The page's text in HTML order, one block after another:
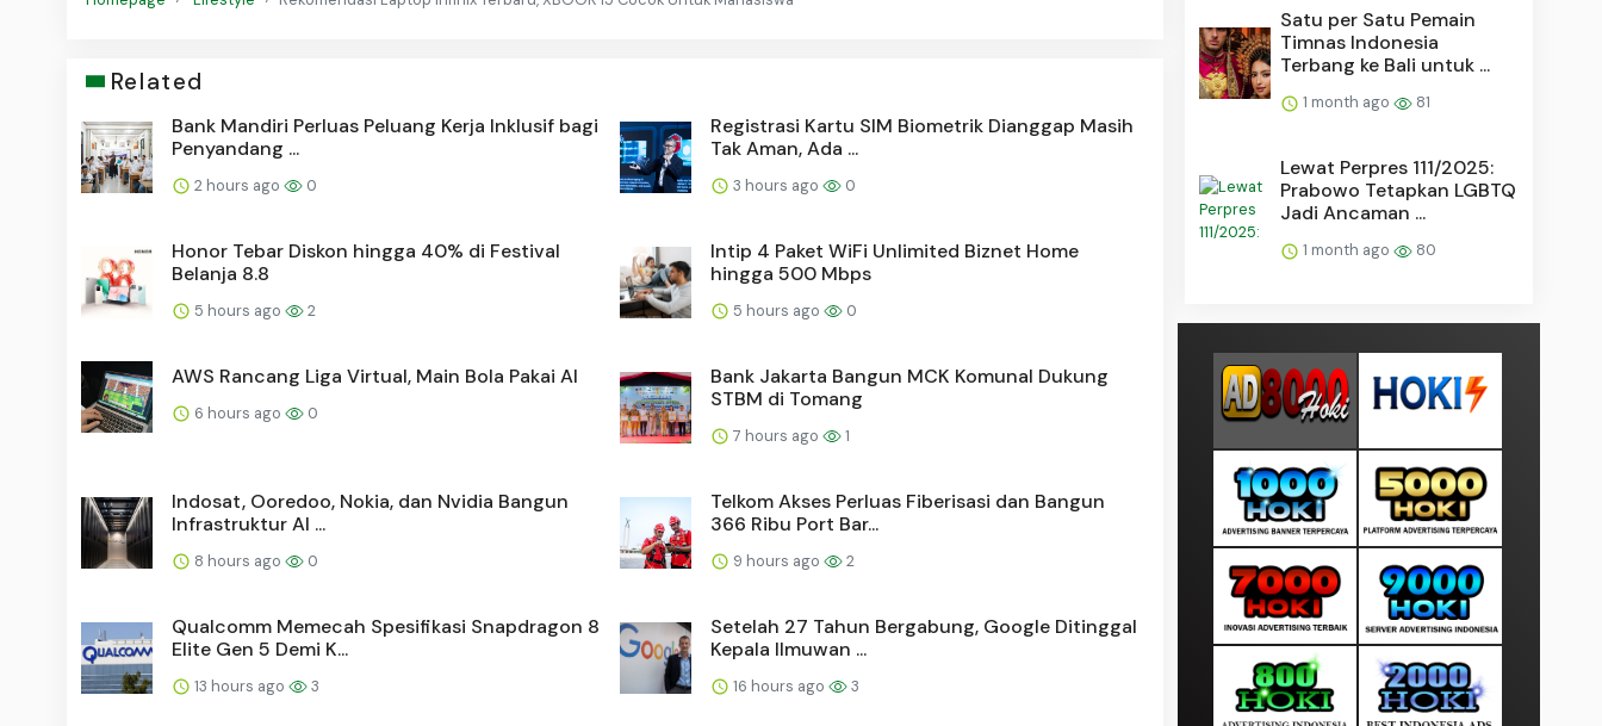
Related
Bank Mandiri Perluas Peluang Kerja Inklusif bagi
Penyandang ...
2 hours ago 0
Registrasi Kartu SIM Biometrik Dianggap Masih
Tak Aman, Ada ...
3 hours ago 0
Honor Tebar Diskon hingga 40% di Festival
Belanja 8.8
5 hours ago 2
Intip 4 Paket WiFi Unlimited Biznet Home
hingga 500 Mbps
5 hours ago 0
AWS Rancang Liga Virtual, Main Bola Pakai AI
6 hours ago 0
Bank Jakarta Bangun MCK Komunal Dukung
STBM di Tomang
7 hours ago 1
Indosat, Ooredoo, Nokia, dan Nvidia Bangun
Infrastruktur AI ...
8 hours ago 0
Telkom Akses Perluas Fiberisasi dan Bangun
366 Ribu Port Bar...
9 hours ago 2
Qualcomm Memecah Spesifikasi Snapdragon 8
Elite Gen 5 Demi K...
13 hours ago 3
Setelah 27 Tahun Bergabung, Google Ditinggal
Kepala Ilmuwan ...
16 hours ago 3
Satu per Satu Pemain
Timnas Indonesia
Terbang ke Bali untuk ...
1 month ago 81
Lewat Perpres 111/2025:
Prabowo Tetapkan LGBTQ
Jadi Ancaman ...
1 month ago 80